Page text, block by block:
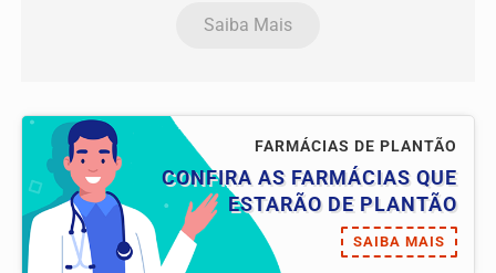
Saiba Mais
FARMÁCIAS DE PLANTÃO
CONFIRA AS FARMÁCIAS QUE
ESTARÃO DE PLANTÃO
SAIBA MAIS